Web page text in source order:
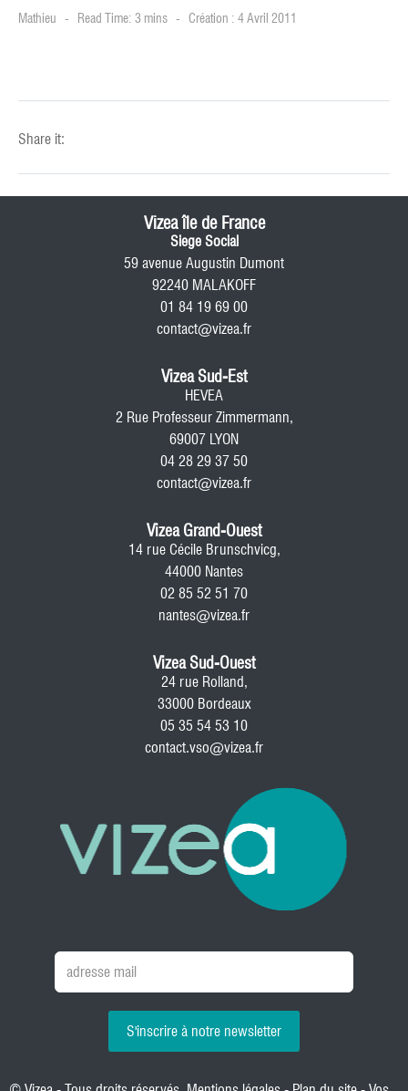
Mathieu Read Time: 3 mins Création : 4 Avril 2011
Share it:
Vizea île de France
Siege Social
59 avenue Augustin Dumont
92240 MALAKOFF
01 84 19 69 00
contact@vizea.fr
Vizea Sud-Est
HEVEA
2 Rue Professeur Zimmermann,
69007 LYON
04 28 29 37 50
contact@vizea.fr
Vizea Grand-Ouest
14 rue Cécile Brunschvicg,
44000 Nantes
02 85 52 51 70
nantes@vizea.fr
Vizea Sud-Ouest
24 rue Rolland,
33000 Bordeaux
05 35 54 53 10
contact.vso@vizea.fr
S'inscrire à notre newsletter